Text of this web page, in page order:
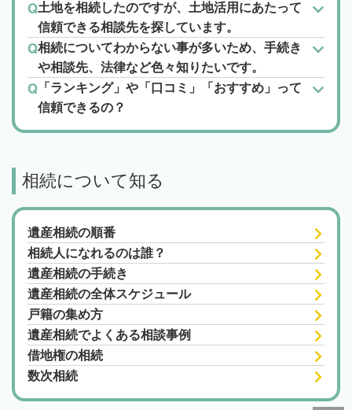
土地を相続したのですが、土地活用にあたって
信頼できる相談先を探しています。
相続についてわからない事が多いため、手続き
や相談先、法律など色々知りたいです。
「ランキング」や「口コミ」「おすすめ」って
信頼できるの？
相続について知る
遺産相続の順番
相続人になれるのは誰？
遺産相続の手続き
遺産相続の全体スケジュール
戸籍の集め方
遺産相続でよくある相談事例
借地権の相続
数次相続